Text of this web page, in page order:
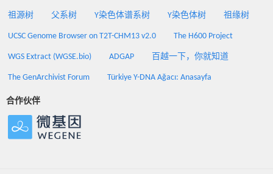
祖源树 父系树 Y染色体谱系树 Y染色体树 祖缘树
UCSC Genome Browser on T2T-CHM13 v2.0 The H600 Project
WGS Extract (WGSE.bio) ADGAP 百越一下，你就知道
The GenArchivist Forum Türkiye Y-DNA Ağacı: Anasayfa
合作伙伴